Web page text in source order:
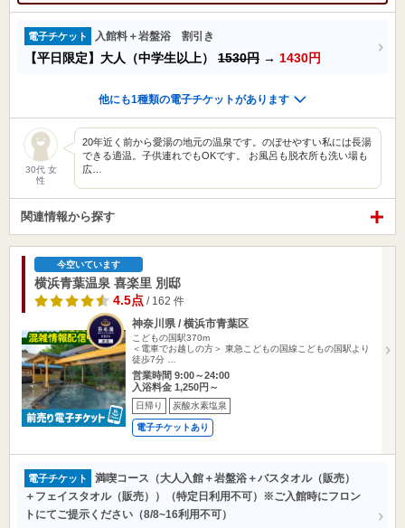
電子チケット 入館料＋岩盤浴 割引き
【平日限定】大人（中学生以上） 1530円 → 1430円
他にも1種類の電子チケットがあります
30代 女
性
20年近く前から愛湯の地元の温泉です。のぼせやすい私には長湯
できる適温。子供連れでもOKです。 お風呂も脱衣所も洗い場も
広…
関連情報から探す
今空いています
横浜青葉温泉 喜楽里 別邸
4.5点 / 162 件
神奈川県 / 横浜市青葉区
こどもの国駅370m
＜電車でお越しの方＞ 東急こどもの国線こどもの国駅より
徒歩7分 …
営業時間 9:00～24:00
入浴料金 1,250円～
日帰り 炭酸水素塩泉
電子チケットあり
電子チケット
満喫コース（大人入館＋岩盤浴＋バスタオル（販売）
＋フェイスタオル（販売））（特定日利用不可）※ご入館時にフロン
トにてご提示ください（8/8~16利用不可）